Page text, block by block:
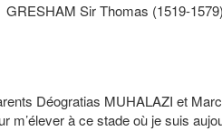
Thomas (1519-1579)
Déogratias MUHALAZI et
m’élever à ce stade où je suis